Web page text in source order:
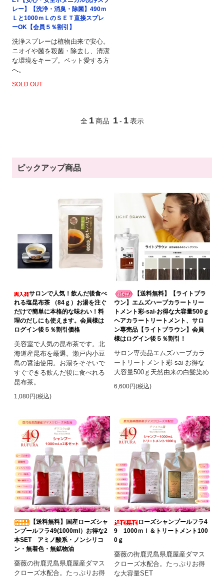
レー】【洗浄・消臭・除菌】490ｍ
Ｌと1000ｍＬのＳＥＴ直接スプレ
ーOK【会員５％割引】
洗浄スプレーは植物由来で安心。
ニオイや菌を殺菌・除去し、清潔
な環境をキープ。ペット愛する方
へ。
SOLD OUT
全 1 商品 1 - 1 表示
ピックアップ商品
サロンで人気！飲んだ後食べ
れる塩昆布茶 （84ｇ）お湯を注ぐ
だけで簡単に本格的な味わい！料
理のだしにも使えます。会員様は
ログイン後５％割引価格
美容室で人気の昆布茶です。北
海道産昆布を厳選。瀬戸内小豆
島の醤油使用。お湯をそそいで
すぐできる飲んだ後に食べれる
昆布茶。
1,080円(税込)
【送料無料】【ライトブラ
ウン】エムズハーブカラートリー
トメント彩-sai-お得な大容量500ｇ
ヘアカラートリートメント、サロ
ン専売品【ライトブラウン】会員
様はログイン後５％割引！
サロン専売品エムズハーブカラ
ートリートメント彩-sai-お得な
大容量500ｇ天然由来の白髪染め
6,600円(税込)
【送料無料】国産ローズシャ
ンプールフラ49(1000ml）お得な2
本SET アミノ酸系・ノンシリコ
ン・無着色・無鉱物油
薔薇の街鹿児島県鹿屋産ダマス
クローズ水配合。たっぷりお得
ローズシャンプールフラ4
9 1000ｍｌ＆トリートメント100
0ｇ
薔薇の街鹿児島県鹿屋産ダマス
クローズ水配合。たっぷりお得
な大容量SET